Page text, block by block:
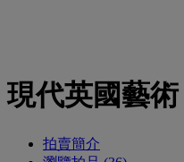
現代英國藝
拍賣簡介